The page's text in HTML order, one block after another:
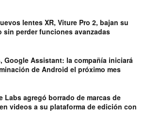
lentes XR, Viture Pro 2, bajan su
sin perder funciones avanzadas
Google Assistant: la compañía iniciará
de Android el próximo mes
Labs agregó borrado de marcas de
videos a su plataforma de edición con